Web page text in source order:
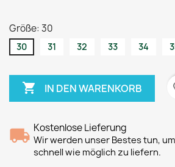
Größe: 30
30 31 32 33 34
 IN DEN WARENKORB
Kostenlose Lieferung
Wir werden unser Bestes tun,
schnell wie möglich zu liefern.